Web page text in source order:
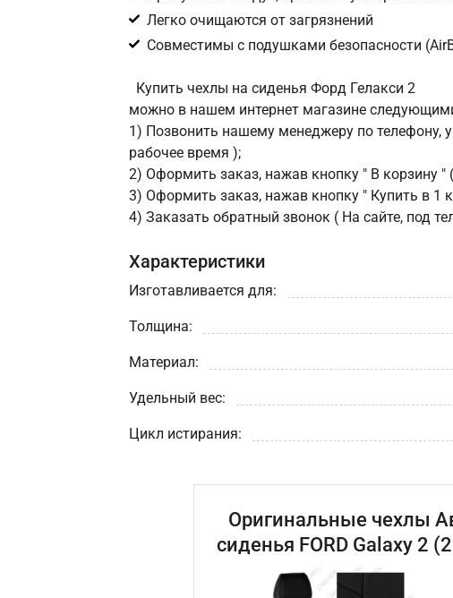
Легко очищаются от загрязнений
Совместимы с подушками безопасности
Купить чехлы на сиденья Форд Гелакси 2
можно в нашем интернет магазине
1) Позвонить нашему менеджеру по телефону,
рабочее время );
2) Оформить заказ, нажав кнопку " В корзину "
3) Оформить заказ, нажав кнопку " Купить в 1
4) Заказать обратный звонок ( На сайте, под
Характеристики
Изготавливается для:
Толщина:
Материал:
Удельный вес:
Цикл истирания:
Оригинальные чехлы
сиденья FORD Galaxy 2